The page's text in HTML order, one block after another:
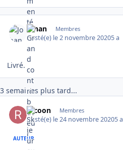
Johan Membres
Posté(e) le 2 novembre 20205 a
comment_2037
Author stats
Livré.
3 semaines plus tard...
racoon Membres
Posté(e) le 24 novembre 20205 a
AUTEUR
comment_2365
Author stats